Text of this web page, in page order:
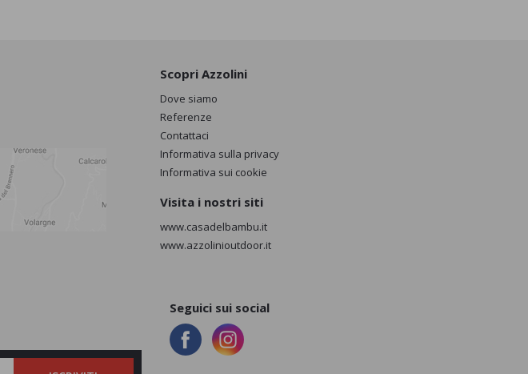
Scopri Azzolini
Dove siamo
Referenze
Contattaci
Informativa sulla privacy
Informativa sui cookie
Visita i nostri siti
www.casadelbambu.it
www.azzolinioutdoor.it
Seguici sui social